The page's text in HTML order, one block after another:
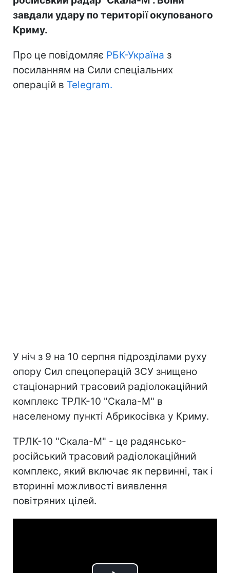
завдали удару по території окупованого
Криму.
Про це повідомляє РБК-Україна з
посиланням на Сили спеціальних
операцій в Telegram.
У ніч з 9 на 10 серпня підрозділами руху
опору Сил спецоперацій ЗСУ знищено
стаціонарний трасовий радіолокаційний
комплекс ТРЛК-10 "Скала-М" в
населеному пункті Абрикосівка у Криму.
ТРЛК-10 "Скала-М" - це радянсько-
російський трасовий радіолокаційний
комплекс, який включає як первинні, так і
вторинні можливості виявлення
повітряних цілей.